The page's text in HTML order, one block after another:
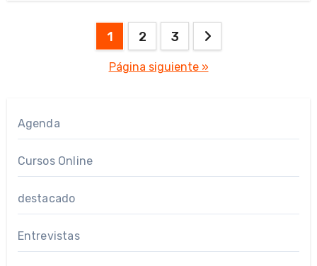
Paginación
1 2 3
Página siguiente »
Agenda
Cursos Online
destacado
Entrevistas